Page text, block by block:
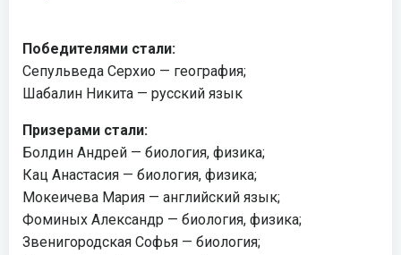
Победителями стали:
Сепульведа Серхио — география;
Шабалин Никита — русский язык
Призерами стали:
Болдин Андрей — биология, физика;
Кац Анастасия — биология, физика;
Мокеичева Мария — английский язык;
Фоминых Александр — биология, физика;
Звенигородская Софья — биология;